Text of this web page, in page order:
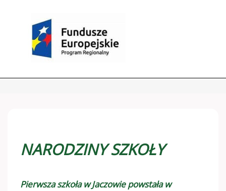
NARODZINY SZKOŁY
Pierwsza szkoła w Jaczowie powstała w